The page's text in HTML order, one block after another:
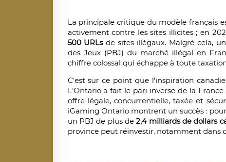
La principale critique du modèle français
activement contre les sites illicites ; en
500 URLsde sites illégaux. Malgré cela,
des Jeux (PBJ) du marché illégal en
chiffre colossal qui échappe à toute
C'est sur ce point que l'inspiration
L'Ontario a fait le pari inverse de la
offre légale, concurrentielle, taxée et
iGaming Ontario montrent un succès :
un PBJ de plus de2,4 milliards de dollars
province peut réinvestir, notamment dans